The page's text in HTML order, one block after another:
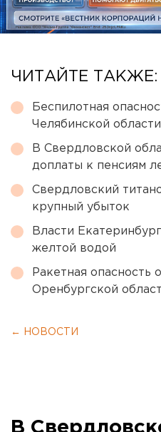
ЧИТАЙТЕ ТАКЖЕ:
Беспилотная
Челябинской области
В Свердловской
доплаты к пенсиям
Свердловский
крупный убыток
Власти
желтой водой
Ракетная опасность
Оренбургской
← НОВОСТИ
В